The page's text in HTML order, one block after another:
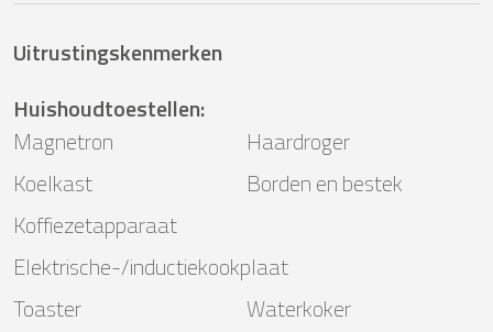
Uitrustingskenmerken
Huishoudtoestellen:
Magnetron
Haardroger
Koelkast
Borden en bestek
Koffiezetapparaat
Elektrische-/inductiekookplaat
Toaster
Waterkoker